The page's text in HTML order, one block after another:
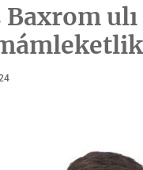
Baxrom